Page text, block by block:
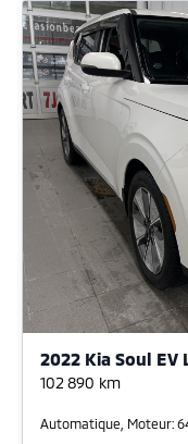
2022 Kia Soul EV
102 890 km
Automatique, Moteur: